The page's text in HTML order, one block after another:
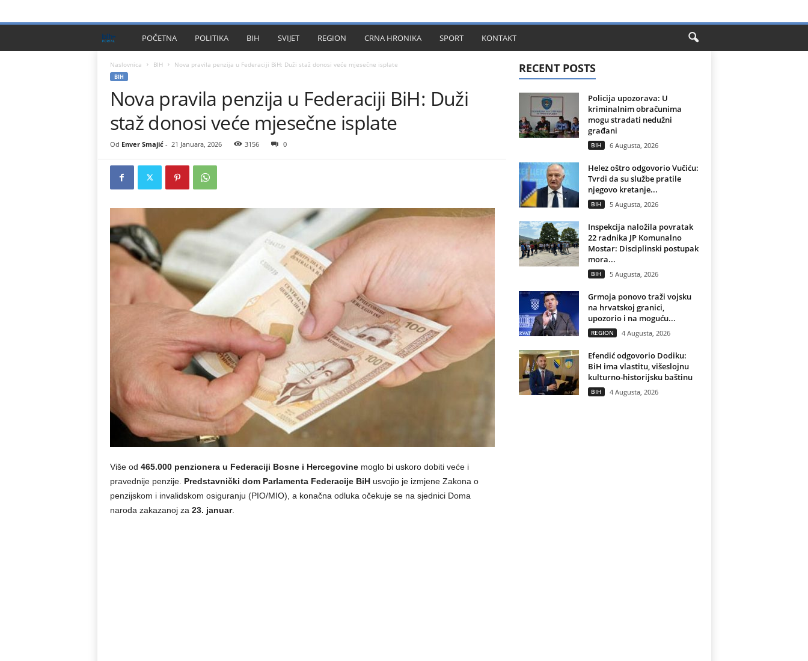
I
P
l
u
POČETNA POLITIKA BIH SVIJET REGION CRNA HRONIKA SPORT KONTAKT
Naslovnica BIH Nova pravila penzija u Federaciji BiH: Duži staž donosi veće mjesečne isplate
BIH
Nova pravila penzija u Federaciji BiH: Duži
staž donosi veće mjesečne isplate
Od Enver Smajić- 21 Januara, 2026 3156 0
Više od 465.000 penzionera u Federaciji Bosne i Hercegovinemoglo bi uskoro dobiti veće i
pravednije penzije. Predstavnički dom Parlamenta Federacije BiHusvojio je izmjene Zakona o
penzijskom i invalidskom osiguranju (PIO/MIO), a konačna odluka očekuje se na sjednici Doma
naroda zakazanoj za 23. januar.
RECENT POSTS
Policija upozorava: U
kriminalnim obračunima
mogu stradati nedužni
građani
BIH 6 Augusta, 2026
Helez oštro odgovorio Vučiću:
Tvrdi da su službe pratile
njegovo kretanje...
BIH 5 Augusta, 2026
Inspekcija naložila povratak
22 radnika JP Komunalno
Mostar: Disciplinski postupak
mora...
BIH 5 Augusta, 2026
Grmoja ponovo traži vojsku
na hrvatskoj granici,
upozorio i na moguću...
REGION 4 Augusta, 2026
Efendić odgovorio Dodiku:
BiH ima vlastitu, višeslojnu
kulturno-historijsku baštinu
BIH 4 Augusta, 2026